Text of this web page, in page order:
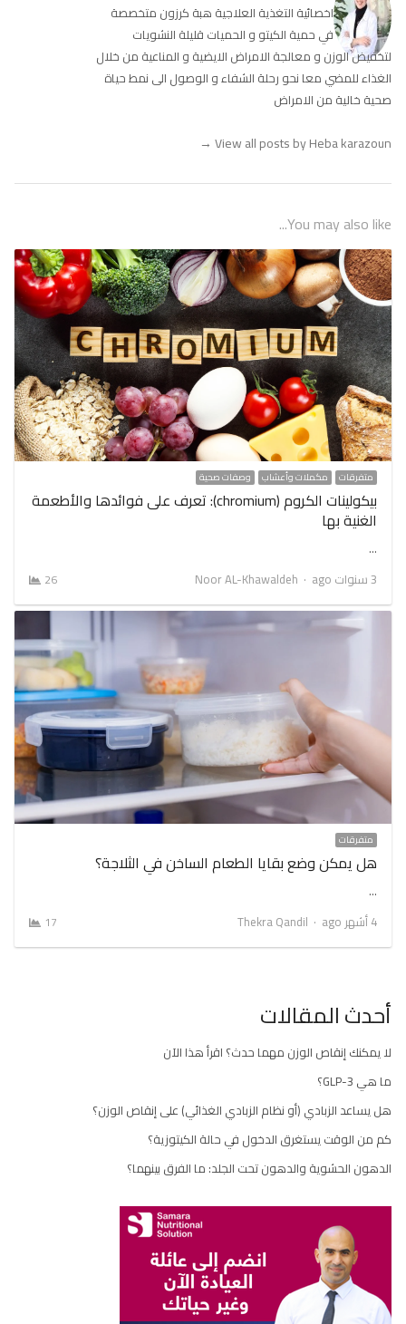
اخصائية التغذية العلاجية هبة كرزون متخصصة
في حمية الكيتو و الحميات قليلة النشويات
لتخفيض الوزن و معالجة الامراض الايضية و المناعية من خلال
الغذاء للمضي معا نحو رحلة الشفاء و الوصول الى نمط حياة
صحية خالية من الامراض
View all posts by Heba karazoun
→
You may also like...
متفرقات مكملات وأعشاب وصفات صحية
بيكولينات الكروم (chromium): تعرف على فوائدها والأطعمة
الغنية بها
…
3 سنوات ago
Author
Noor AL-Khawaldeh
26
متفرقات
هل يمكن وضع بقايا الطعام الساخن في الثلاجة؟
…
4 أشهر ago
Author
Thekra Qandil
17
أحدث المقالات
لا يمكنك إنقاص الوزن مهما حدث؟ اقرأ هذا الآن
ما هي GLP-3؟
هل يساعد الزبادي (أو نظام الزبادي الغذائي) على إنقاص الوزن؟
كم من الوقت يستغرق الدخول في حالة الكيتوزية؟
الدهون الحشوية والدهون تحت الجلد: ما الفرق بينهما؟